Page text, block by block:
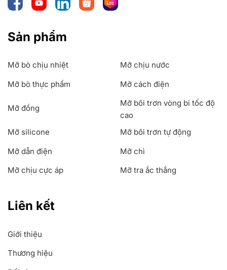
Sản phẩm
Mỡ bò chịu nhiệt
Mỡ chịu nước
Mỡ bò thực phẩm
Mỡ cách điện
Mỡ đồng
Mỡ bôi trơn vòng bi tốc độ
cao
Mỡ silicone
Mỡ bôi trơn tự động
Mỡ dẫn điện
Mỡ chì
Mỡ chịu cực áp
Mỡ tra ắc thắng
Liên kết
Giới thiệu
Thương hiệu